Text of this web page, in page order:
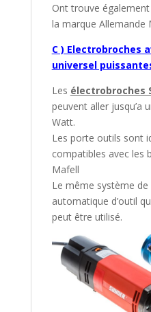
Ont trouve
la marque Allemande
C ) Electrobroches
universel
Les électrobroches
peuvent aller jusqu’a
Watt.
Les porte outils sont
compatibles avec les
Mafell
Le même système
automatique d’outil
peut être utilisé.